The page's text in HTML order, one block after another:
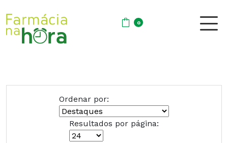
0
Ordenar por:
Resultados por página: